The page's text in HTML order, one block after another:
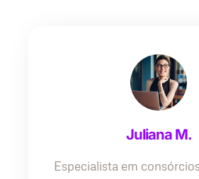
Juliana M.
Especialista em